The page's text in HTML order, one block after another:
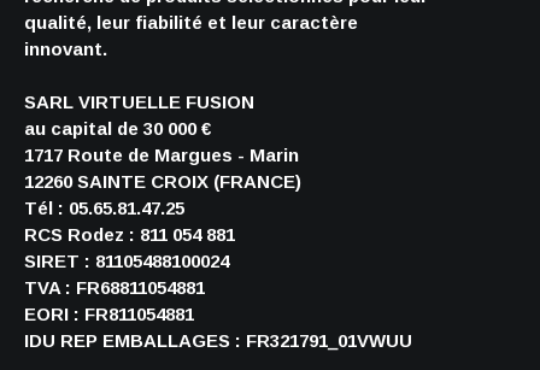
qualité, leur fiabilité et leur caractère
innovant.
SARL VIRTUELLE FUSION
au capital de 30 000 €
1717 Route de Margues - Marin
12260 SAINTE CROIX (FRANCE)
Tél : 05.65.81.47.25
RCS Rodez : 811 054 881
SIRET : 81105488100024
TVA : FR68811054881
EORI : FR811054881
IDU REP EMBALLAGES : FR321791_01VWUU